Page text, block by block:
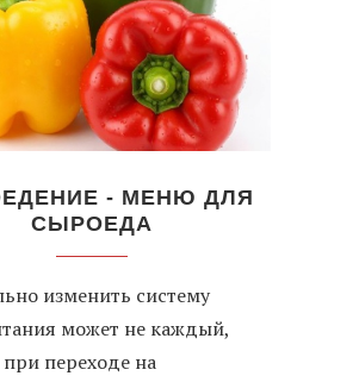
- МЕНЮ ДЛЯ
СЫРОЕДА
изменить систему
может не каждый,
переходе на